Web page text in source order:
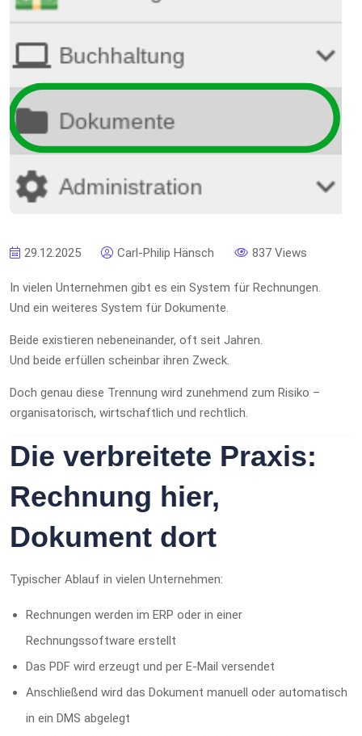
29.12.2025 Carl-Philip Hänsch 837 Views
In vielen Unternehmen gibt es ein System für Rechnungen.
Und ein weiteres System für Dokumente.
Beide existieren nebeneinander, oft seit Jahren.
Und beide erfüllen scheinbar ihren Zweck.
Doch genau diese Trennung wird zunehmend zum Risiko –
organisatorisch, wirtschaftlich und rechtlich.
Die verbreitete Praxis:
Rechnung hier,
Dokument dort
Typischer Ablauf in vielen Unternehmen:
Rechnungen werden im ERP oder in einer
Rechnungssoftware erstellt
Das PDF wird erzeugt und per E-Mail versendet
Anschließend wird das Dokument manuell oder automatisch
in ein DMS abgelegt